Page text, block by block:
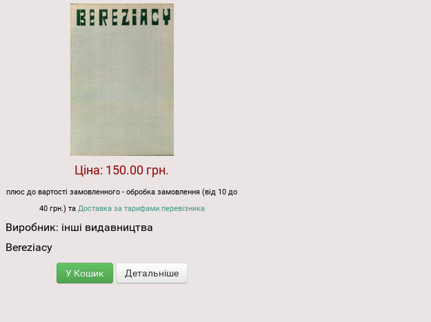
Ціна: 150.00 грн.
плюс до вартості замовленного - обробка замовлення (від 10 до
40 грн.) та Доставка за тарифами перевізника
Виробник: інші видавництва
Bereziacy
У Кошик Детальніше